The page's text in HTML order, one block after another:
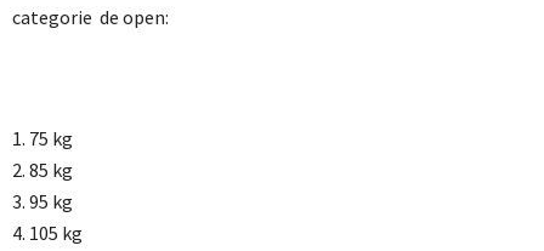
categorie de open:
1. 75 kg
2. 85 kg
3. 95 kg
4. 105 kg